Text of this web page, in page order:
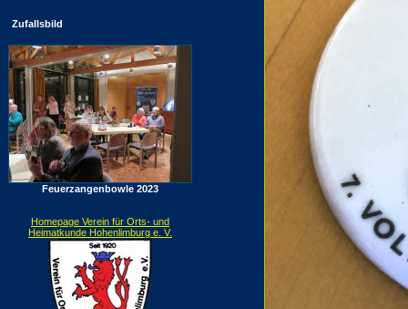
Zufallsbild
Feuerzangenbowle 2023
Homepage Verein für Orts- und
Heimatkunde Hohenlimburg e. V.